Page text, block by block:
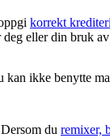
korrekt
eller din bruk
ikke benytte
du remixer,